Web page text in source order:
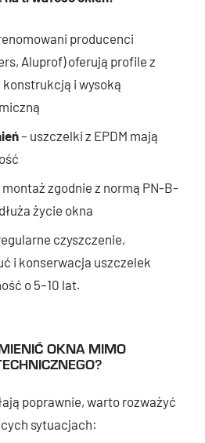
producenci
Aluprof) oferują profile z
i wysoką
– uszczelki z EPDM mają
montaż zgodnie z normą PN-B-
życie okna
czyszczenie,
i konserwacja uszczelek
o 5–10 lat.
OKNA MIMO
poprawnie, warto rozważyć
sytuacjach: